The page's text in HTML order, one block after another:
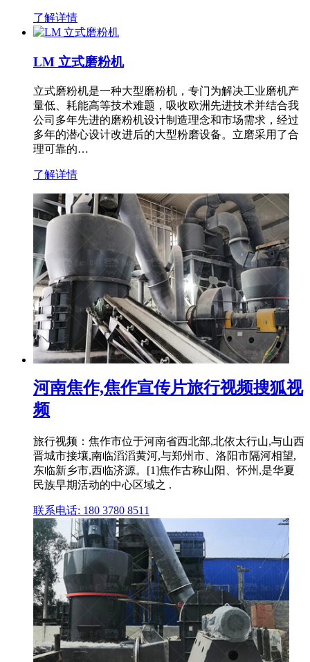
了解详情
LM 立式磨粉机
立式磨粉机是一种大型磨粉机，专门为解决工业磨机产
量低、耗能高等技术难题，吸收欧洲先进技术并结合我
公司多年先进的磨粉机设计制造理念和市场需求，经过
多年的潜心设计改进后的大型粉磨设备。立磨采用了合
理可靠的…
了解详情
河南焦作,焦作宣传片旅行视频搜狐视
频
旅行视频：焦作市位于河南省西北部,北依太行山,与山西
晋城市接壤,南临滔滔黄河,与郑州市、洛阳市隔河相望,
东临新乡市,西临济源。[1]焦作古称山阳、怀州,是华夏
民族早期活动的中心区域之 .
联系电话: 180 3780 8511